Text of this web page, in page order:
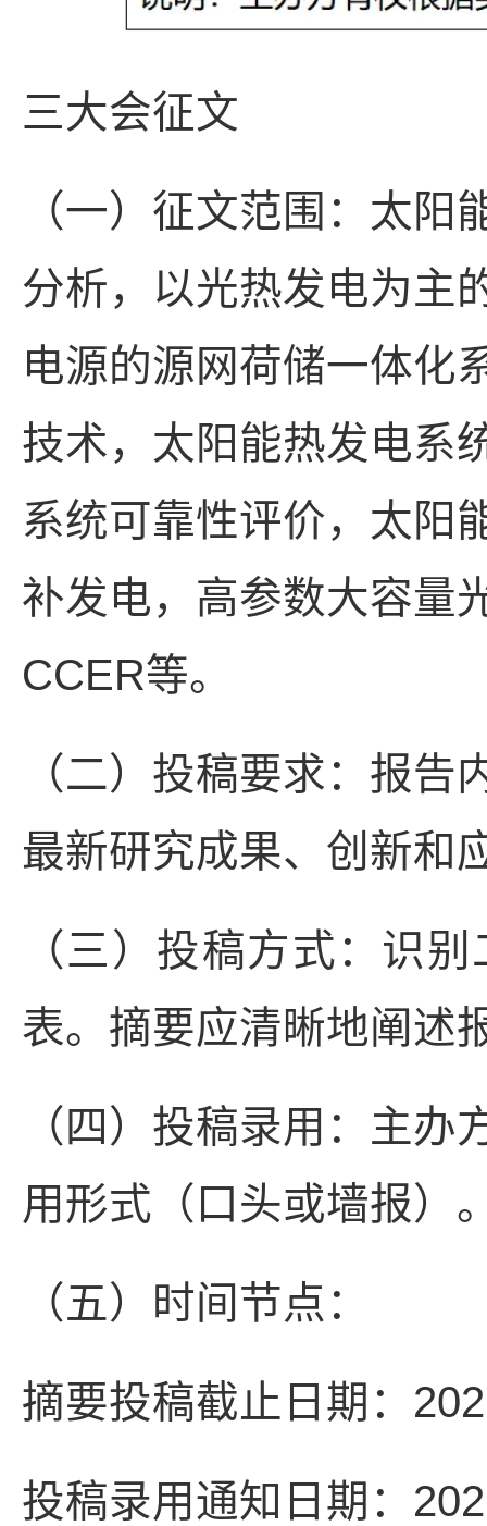
三大会征文
（一）征文范围：太
分析，以光热发电为主
电源的源网荷储一体化
技术，太阳能热发电系
系统可靠性评价，太阳
补发电，高参数大容量
CCER等。
（二）投稿要求：报
最新研究成果、创新和
（三）投稿方式：识
表。摘要应清晰地阐述
（四）投稿录用：主
用形式（口头或墙报）
（五）时间节点：
摘要投稿截止日期：
投稿录用通知日期：